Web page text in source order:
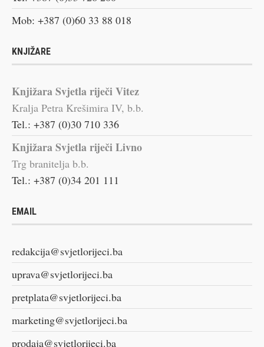
Mob: +387 (0)60 33 88 018
KNJIŽARE
Knjižara Svjetla riječi Vitez
Kralja Petra Krešimira IV, b.b.
Tel.: +387 (0)30 710 336
Knjižara Svjetla riječi Livno
Trg branitelja b.b.
Tel.: +387 (0)34 201 111
EMAIL
redakcija@svjetlorijeci.ba
uprava@svjetlorijeci.ba
pretplata@svjetlorijeci.ba
marketing@svjetlorijeci.ba
prodaja@svjetlorijeci.ba